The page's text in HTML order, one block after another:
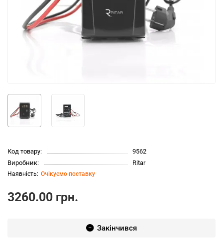
Код товару:
9562
Виробник:
Ritar
Очікуємо поставку
3260.00 грн.
Закінчився